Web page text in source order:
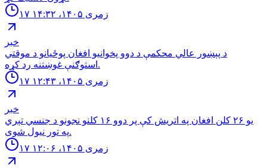
۱۷ زمری ۱۴۰۵، ۱۴:۳۲
خبر
د پېښور عالي محکمې د دوو پخوانیو افغان پوځیانو د موقتي
استوګنې غوښتنه رد کړه.
۱۷ زمری ۱۴۰۵، ۱۲:۴۳
خبر
یو ۲۶ کلن افغان په اتریش کې پر دوو ۱۶ کلنو نجونو د جنسي تېري
په تور نیول شوی.
۱۷ زمری ۱۴۰۵، ۱۲:۰۶